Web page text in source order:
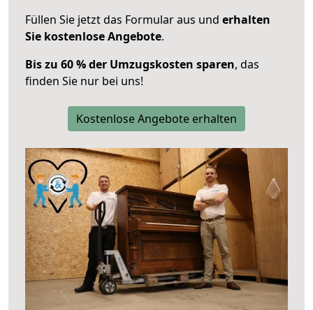
Füllen Sie jetzt das Formular aus und erhalten
Sie kostenlose Angebote.
Bis zu 60 % der Umzugskosten sparen, das
finden Sie nur bei uns!
Kostenlose Angebote erhalten